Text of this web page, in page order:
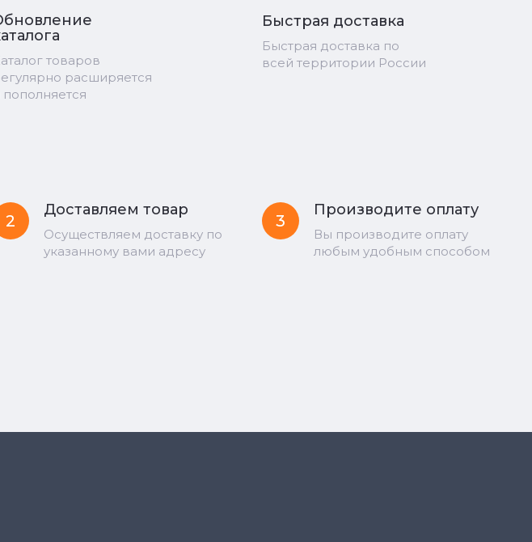
товаров
расширяется
пополняется
Быстрая доставка
Быстрая доставка по
всей территории России
2
Доставляем товар
Осуществляем доставку по
указанному вами адресу
3
Производите оплату
Вы производите оплату
любым удобным способом